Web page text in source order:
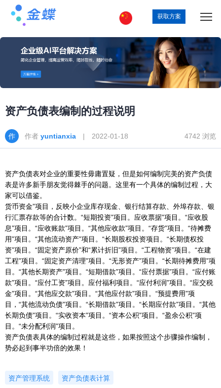
获取方案
资产负债表编制的过程说明
作者 yuntianxia | 2022-01-18 4742 浏览
资产负债表对企业的重要性毋庸置疑，但是如何编制完美的资产负债
表是许多新手朋友觉得棘手的问题。这里有一个具体的编制过程，大
家可以借鉴。
货币资金”项目，反映小企业库存现金、银行结算存款、外埠存款、银
行汇票存款等的合计数。“短期投资”项目。应收票据”项目。“应收股
息”项目。“应收账款”项目。“其他应收款”项目。“存货”项目。“待摊费
用”项目。“其他流动资产”项目。“长期股权投资项目。“长期债权投
资”项目。“固定资产原价”和“累计折旧”项目。“工程物资”项目。“在建
工程”项目。“固定资产清理”项目。“无形资产”项目。“长期待摊费用”项
目。“其他长期资产”项目。“短期借款”项目。“应付票据”项目。“应付账
款”项目。“应付工资”项目。应付福利项目。“应付利润”项目。“应交税
金”项目。“其他应交款”项目。“其他应付款”项目。“预提费用”项
目，“其他流动负债”项目。“长期借款”项目。“长期应付款”项目。“其他
长期负债”项目。“实收资本”项目。“资本公积”项目。“盈余公积”项
目。“未分配利润”项目。
资产负债表具体的编制过程就是这些，如果按照这个步骤操作编制，
势必起到事半功倍的效果！
资产管理系统 资产负债表计算